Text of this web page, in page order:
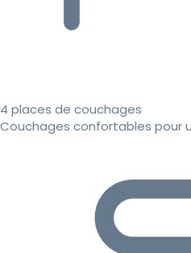
4 places de couchages
Couchages confortables pour